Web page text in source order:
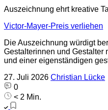
Auszeichnung ehrt kreative
Victor-Mayer-Preis verliehen
Die Auszeichnung würdigt
Gestalterinnen und Gestalter
und einer eigenständigen
27. Juli 2026 Christian Lücke
0
< 2 Min.